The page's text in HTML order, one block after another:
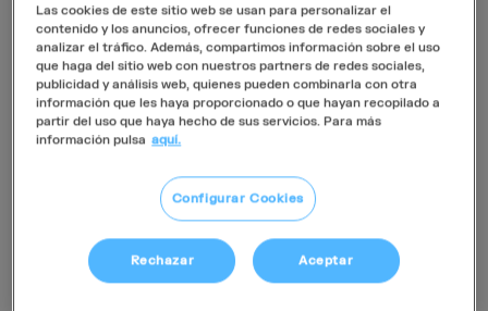
El pasado sábado 26 de abril, elHospital Puerta de
Hierrose llenó de emoción, sensibilidad y ritmo con
un nuevo concierto del ciclo interhospitalario
A partir de las 10:45 de la mañana, la artista
—cantante, pianista, arquitecta y pintora—
ofreció una actuación inolvidable en cuatro
Unidades de Vigilancia Intensiva del centro: dos
Las cookies de este sitio web se usan para personalizar el
contenido y los anuncios, ofrecer funciones de redes sociales y
analizar el tráfico. Además, compartimos información sobre el uso
que haga del sitio web con nuestros partners de redes sociales,
publicidad y análisis web, quienes pueden combinarla con otra
información que les haya proporcionado o que hayan recopilado a
partir del uso que haya hecho de sus servicios. Para más
información pulsa aquí.
Configurar Cookies
Rechazar Aceptar